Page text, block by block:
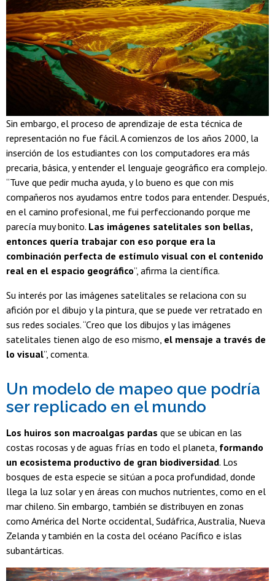
Sin embargo, el proceso de aprendizaje de esta técnica de
representación no fue fácil. A comienzos de los años 2000, la
inserción de los estudiantes con los computadores era más
precaria, básica, y entender el lenguaje geográfico era complejo.
“Tuve que pedir mucha ayuda, y lo bueno es que con mis
compañeros nos ayudamos entre todos para entender. Después,
en el camino profesional, me fui perfeccionando porque me
parecía muy bonito. Las imágenes satelitales son bellas,
entonces quería trabajar con eso porque era la
combinación perfecta de estímulo visual con el contenido
real en el espacio geográfico”, afirma la científica.
Su interés por las imágenes satelitales se relaciona con su
afición por el dibujo y la pintura, que se puede ver retratado en
sus redes sociales. “Creo que los dibujos y las imágenes
satelitales tienen algo de eso mismo, el mensaje a través de
lo visual”, comenta.
Un modelo de mapeo que podría
ser replicado en el mundo
Los huiros son macroalgas pardas que se ubican en las
costas rocosas y de aguas frías en todo el planeta, formando
un ecosistema productivo de gran biodiversidad. Los
bosques de esta especie se sitúan a poca profundidad, donde
llega la luz solar y en áreas con muchos nutrientes, como en el
mar chileno. Sin embargo, también se distribuyen en zonas
como América del Norte occidental, Sudáfrica, Australia, Nueva
Zelanda y también en la costa del océano Pacífico e islas
subantárticas.